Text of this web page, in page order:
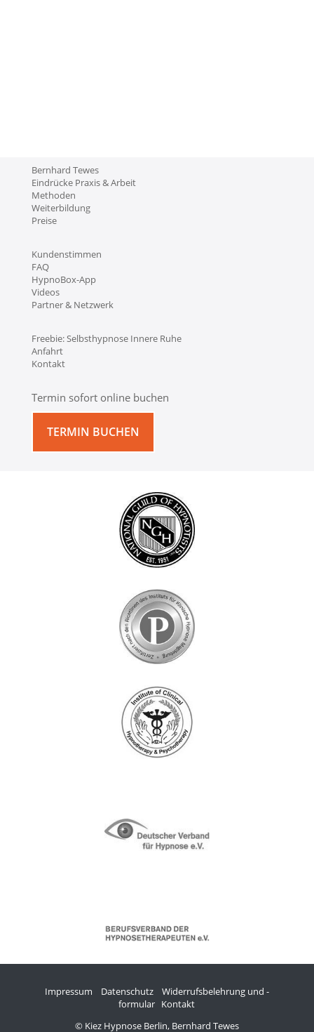
Bernhard Tewes
Eindrücke Praxis & Arbeit
Methoden
Weiterbildung
Preise
Kundenstimmen
FAQ
HypnoBox-App
Videos
Partner & Netzwerk
Freebie: Selbsthypnose Innere Ruhe
Anfahrt
Kontakt
Termin sofort online buchen
TERMIN BUCHEN
Impressum Datenschutz
Widerrufsbelehrung und -
formular Kontakt
© Kiez Hypnose Berlin, Bernhard Tewes